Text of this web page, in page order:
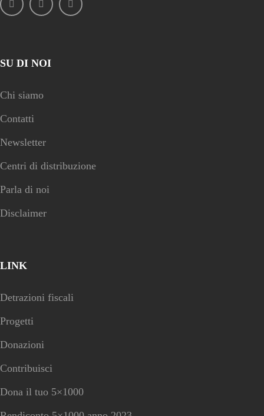
SU DI NOI
Chi siamo
Contatti
Newsletter
Centri di distribuzione
Parla di noi
Disclaimer
LINK
Detrazioni fiscali
Progetti
Donazioni
Contribuisci
Dona il tuo 5×1000